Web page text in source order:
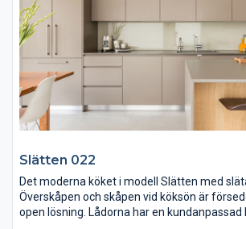
Slätten 022
Det moderna köket i modell Slätten med
Överskåpen och skåpen vid köksön är
open lösning. Lådorna har en kundanpassad